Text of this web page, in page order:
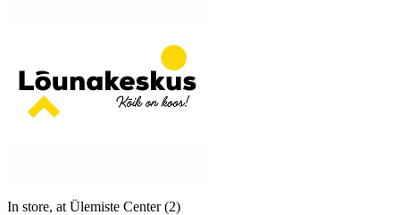
In store, at Ülemiste Center (2)